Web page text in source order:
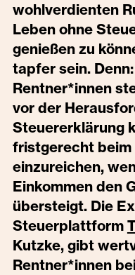
wohlverdienten
Leben ohne
genießen zu
tapfer sein.
Rentner*innen
vor der
Steuererklärung
fristgerecht beim
einzureichen,
Einkommen den
übersteigt. Die
Steuerplattform
Kutzke, gibt
Rentner*innen